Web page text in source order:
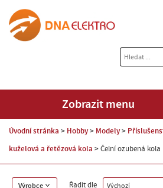
Zobrazit menu
Úvodní stránka Hobby Modely
kuželová a řetězová kola Čelní ozubená kola
Výrobce Řadit dle Výchozí